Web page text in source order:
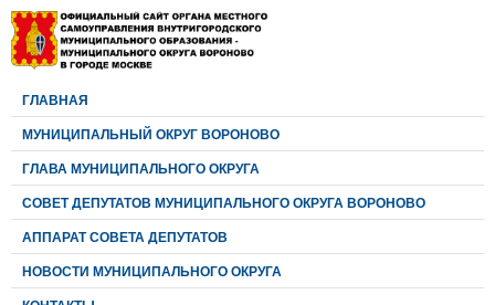
ГЛАВНАЯ
МУНИЦИПАЛЬНЫЙ ОКРУГ ВОРОНОВО
ГЛАВА МУНИЦИПАЛЬНОГО ОКРУГА
CОВЕТ ДЕПУТАТОВ МУНИЦИПАЛЬНОГО ОКРУГА ВОРОНОВО
АППАРАТ СОВЕТА ДЕПУТАТОВ
НОВОСТИ МУНИЦИПАЛЬНОГО ОКРУГА